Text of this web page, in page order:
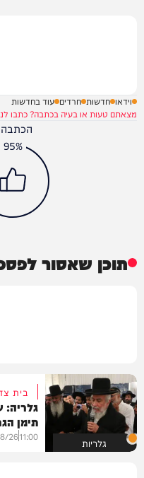
וידאו חדשות חרדים עוד בחדשות
מצאתם טעות או בעיה בכתבה? כתבו
הכתבה
95%
תוכן שאסור
גלריות
בית
גלריה:
תימן
11:00
26